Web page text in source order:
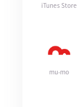
iTunes Store
mu-mo